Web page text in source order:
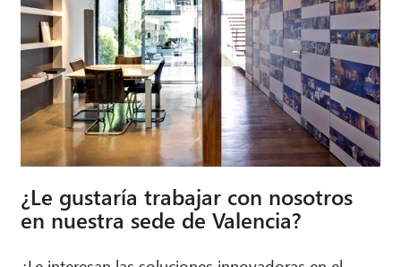
¿Le gustaría trabajar con nosotros
en nuestra sede de Valencia?